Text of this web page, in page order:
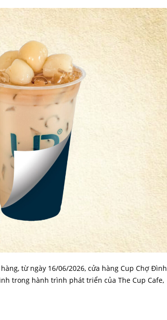
từ ngày 16/06/2026, cửa hàng Cup Chợ Đình
trong hành trình phát triển của The Cup Cafe,